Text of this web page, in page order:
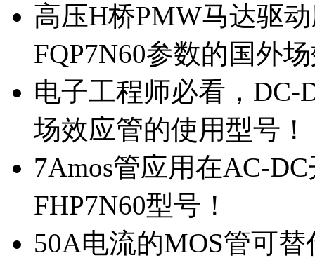
高压H桥PMW马达驱
FQP7N60参数的国外
电子工程师必看，DC-
场效应管的使用型号！
7Amos管应用在AC-
FHP7N60型号！
50A电流的MOS管可